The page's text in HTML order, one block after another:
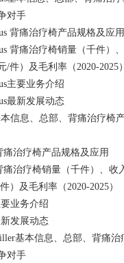
对手
/件）及毛利率（2020-2025）
）及毛利率（2020-2025）
对手